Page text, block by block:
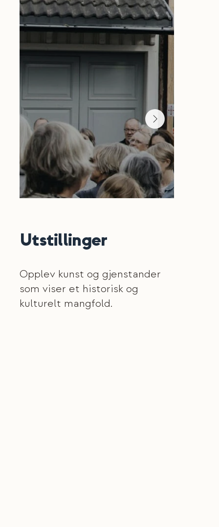
Utstillinger
Opplev kunst og gjenstander
som viser et historisk og
kulturelt mangfold.